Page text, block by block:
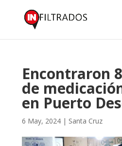
Encontraron
de
en Puerto
6 May, 2024| Santa Cruz